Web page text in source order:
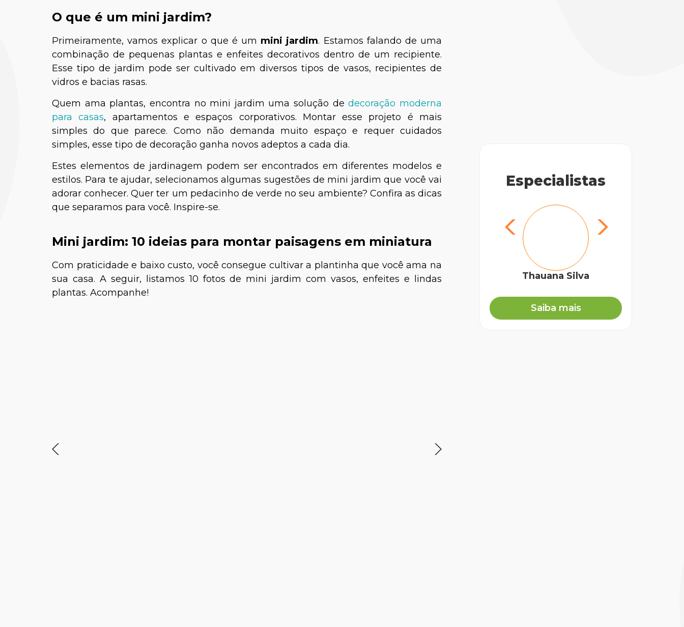
O que é um mini jardim?
Primeiramente, vamos explicar o que é um mini jardim. Estamos falando de uma
combinação de pequenas plantas e enfeites decorativos dentro de um recipiente.
Esse tipo de jardim pode ser cultivado em diversos tipos de vasos, recipientes de
vidros e bacias rasas.
Quem ama plantas, encontra no mini jardim uma solução dedecoração moderna
para casas, apartamentos e espaços corporativos. Montar esse projeto é mais
simples do que parece. Como não demanda muito espaço e requer cuidados
simples, esse tipo de decoração ganha novos adeptos a cada dia.
Estes elementos de jardinagem podem ser encontrados em diferentes modelos e
estilos. Para te ajudar, selecionamos algumas sugestões de mini jardim que você vai
adorar conhecer. Quer ter um pedacinho de verde no seu ambiente? Confira as dicas
que separamos para você. Inspire-se.
Mini jardim: 10 ideias para montar paisagens em miniatura
Com praticidade e baixo custo, você consegue cultivar a plantinha que você ama na
sua casa. A seguir, listamos 10 fotos de mini jardim com vasos, enfeites e lindas
plantas. Acompanhe!
Especialistas
Paula Fernandes
Dra. Talita Ellen Pastore Thauana Silva
Saiba mais